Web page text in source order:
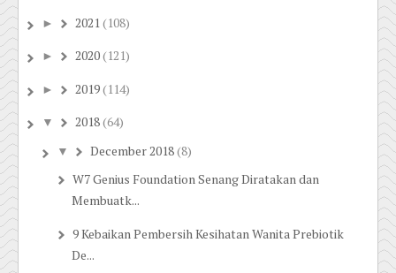
► 2021(108)
► 2020(121)
► 2019(114)
▼ 2018(64)
▼ December 2018(8)
W7 Genius Foundation Senang Diratakan dan
Membuatk...
9 Kebaikan Pembersih Kesihatan Wanita Prebiotik
De...